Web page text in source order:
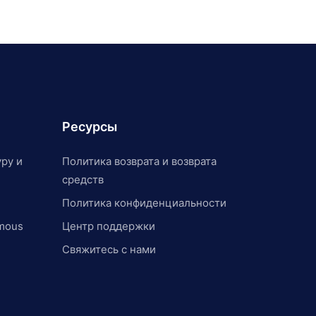
и
Ресурсы
Политика возврата и возврата
средств
Политика конфиденциальности
Центр поддержки
Свяжитесь с нами